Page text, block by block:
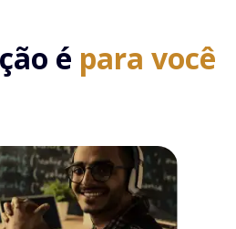
é para você